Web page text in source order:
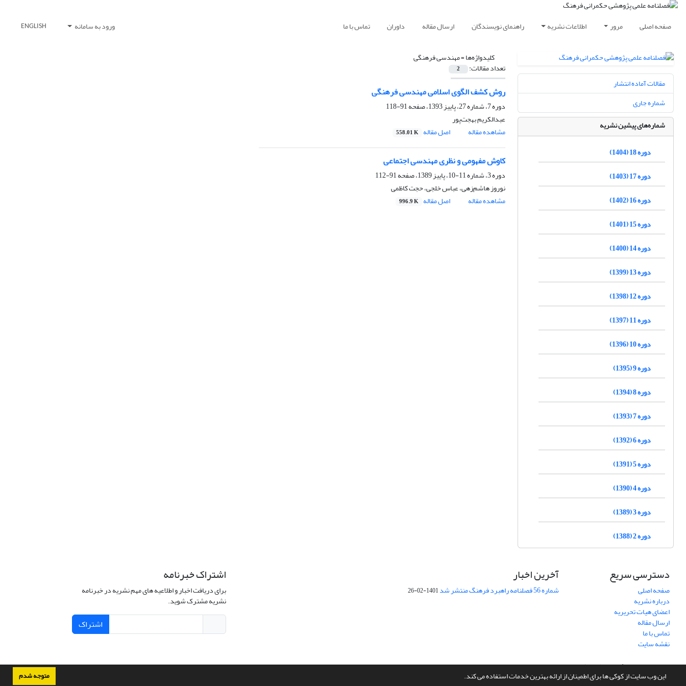
این وب سایت از کوکی ها برای اطمینان از ارائه بهترین خدمات استفاده می کند. متوجه شدم
صفحه اصلی مرور اطلاعات نشریه راهنمای نویسندگان ارسال مقاله داوران تماس با ما ورود به سامانه ENGLISH
کلیدواژه‌ها =مهندسی فرهنگی
تعداد مقالات: 2
روش کشف الگوی اسلامی مهندسی فرهنگی
دوره 7، شماره 27، پاییز 1393، صفحه
91-118
عبدالکریم بهجت‌پور
مشاهده مقاله
اصل مقاله 558.01 K
کاوش مفهومی و نظری مهندسی اجتماعی
دوره 3، شماره 11-10، پاییز 1389، صفحه
91-112
نوروز هاشم‌زهی، عباس خلجی، حجت کاظمی
مشاهده مقاله
اصل مقاله 996.9 K
مقالات آماده انتشار
شماره جاری
شماره‌های پیشین نشریه
دوره 18 (1404)
دوره 17 (1403)
دوره 16 (1402)
دوره 15 (1401)
دوره 14 (1400)
دوره 13 (1399)
دوره 12 (1398)
دوره 11 (1397)
دوره 10 (1396)
دوره 9 (1395)
دوره 8 (1394)
دوره 7 (1393)
دوره 6 (1392)
دوره 5 (1391)
دوره 4 (1390)
دوره 3 (1389)
دوره 2 (1388)
دسترسی سریع
صفحه اصلی
درباره نشریه
اعضای هیات تحریریه
ارسال مقاله
تماس با ما
نقشه سایت
آخرین اخبار
شماره 56 فصلنامه راهبرد فرهنگ منتشر شد 1401-02-26
اشتراک خبرنامه
برای دریافت اخبار و اطلاعیه های مهم نشریه در خبرنامه
نشریه مشترک شوید.
اشتراک
سامانه مدیریت نشریات علمی.طراحی و پیاده سازی ازسیناوب